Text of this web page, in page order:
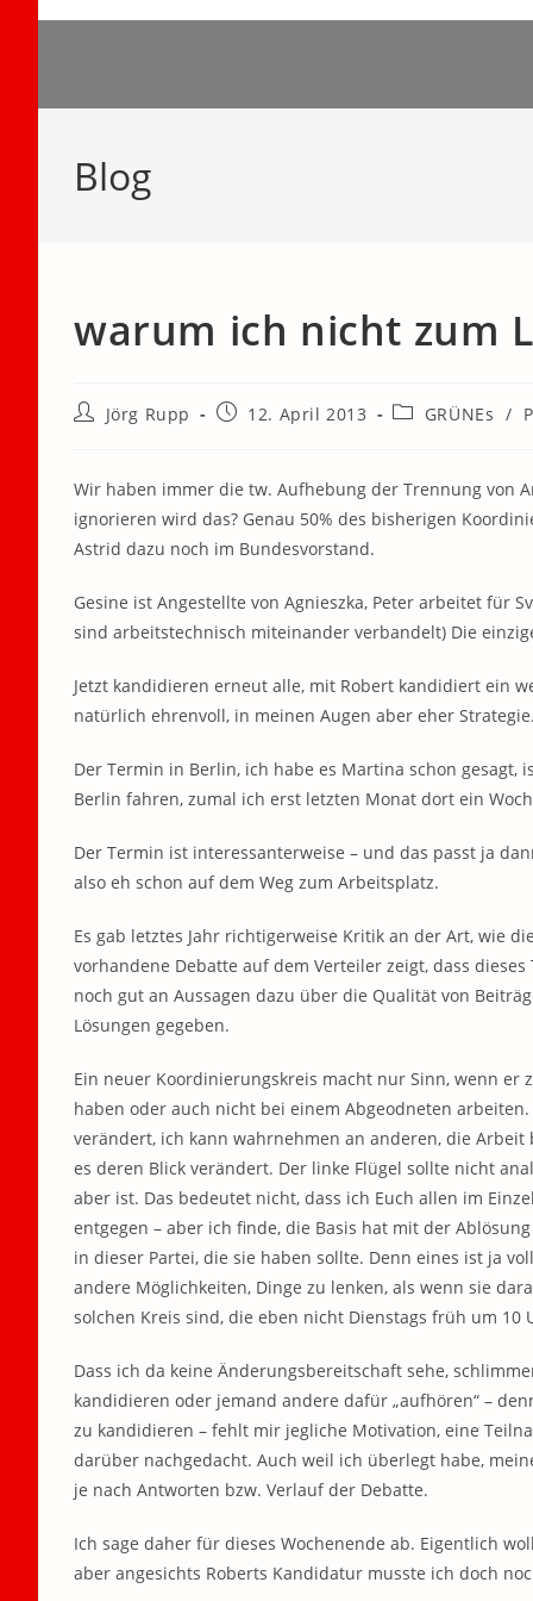
Blog
warum ich nicht zum
Beitrags-
Jörg Rupp
Beitrag12. April 2013
Beitrags-
GRÜNEs /
Wir haben immer die tw. Aufhebung der Trennung von
ignorieren wird das? Genau 50% des bisherigen
Astrid dazu noch im Bundesvorstand.
Gesine ist Angestellte von Agnieszka, Peter arbeitet für
sind arbeitstechnisch miteinander verbandelt) Die
Jetzt kandidieren erneut alle, mit Robert kandidiert ein
natürlich ehrenvoll, in meinen Augen aber eher Strategie.
Der Termin in Berlin, ich habe es Martina schon
Berlin fahren, zumal ich erst letzten Monat dort ein
Der Termin ist interessanterweise – und das passt ja
also eh schon auf dem Weg zum Arbeitsplatz.
Es gab letztes Jahr richtigerweise Kritik an der Art, wie
vorhandene Debatte auf dem Verteiler zeigt, dass
noch gut an Aussagen dazu über die Qualität von
Lösungen gegeben.
Ein neuer Koordinierungskreis macht nur Sinn, wenn er
haben oder auch nicht bei einem Abgeodneten
verändert, ich kann wahrnehmen an anderen, die
es deren Blick verändert. Der linke Flügel sollte nicht
aber ist. Das bedeutet nicht, dass ich Euch allen im
entgegen – aber ich finde, die Basis hat mit der
in dieser Partei, die sie haben sollte. Denn eines ist ja
andere Möglichkeiten, Dinge zu lenken, als wenn sie
solchen Kreis sind, die eben nicht Dienstags früh um 10
Dass ich da keine Änderungsbereitschaft sehe,
kandidieren oder jemand andere dafür „aufhören“ –
zu kandidieren – fehlt mir jegliche Motivation, eine
darüber nachgedacht. Auch weil ich überlegt habe,
je nach Antworten bzw. Verlauf der Debatte.
Ich sage daher für dieses Wochenende ab. Eigentlich
aber angesichts Roberts Kandidatur musste ich doch